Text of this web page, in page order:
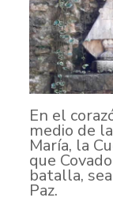
En el
medio de
María, la
que
batalla,
Paz.